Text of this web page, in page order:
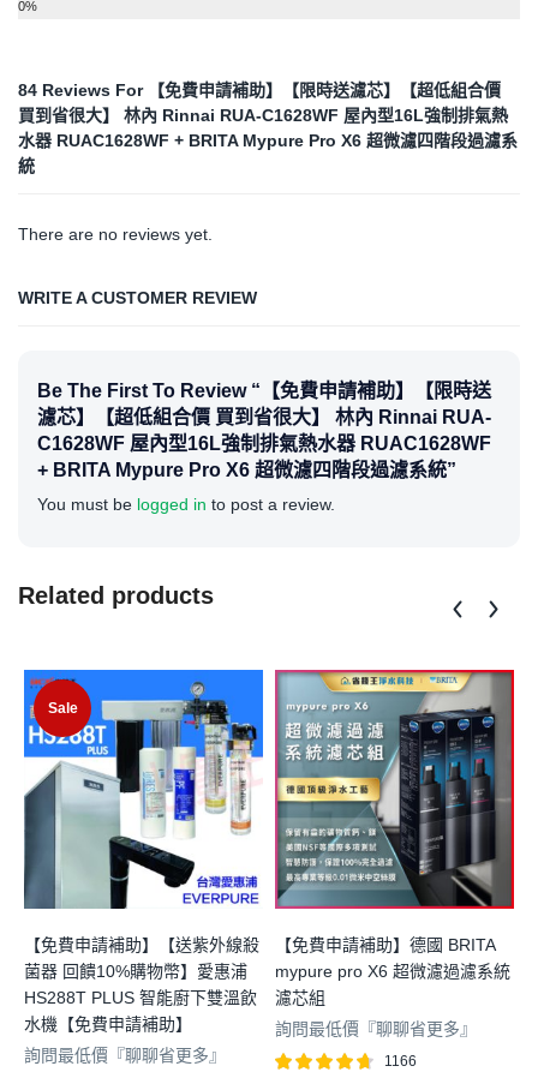
0%
84 Reviews For
【免費申請補助】【限時送濾芯】【超低組合價
買到省很大】 林內 Rinnai RUA-C1628WF 屋內型16L強制排氣熱
水器 RUAC1628WF + BRITA Mypure Pro X6 超微濾四階段過濾系
統
There are no reviews yet.
WRITE A CUSTOMER REVIEW
Be The First To Review “【免費申請補助】【限時送
濾芯】【超低組合價 買到省很大】 林內 Rinnai RUA-
C1628WF 屋內型16L強制排氣熱水器 RUAC1628WF
+ BRITA Mypure Pro X6 超微濾四階段過濾系統”
You must be logged in to post a review.
Related products
Sale
【免費申請補助】【送紫外線殺
菌器 回饋10%購物幣】愛惠浦
HS288T PLUS 智能廚下雙溫飲
水機【免費申請補助】
詢問最低價『聊聊省更多』
【免費申請補助】德國 BRITA
mypure pro X6 超微濾過濾系統
濾芯組
詢問最低價『聊聊省更多』
1166